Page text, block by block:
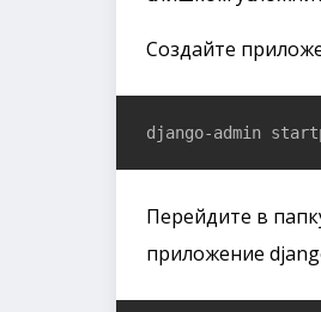
Создайте
django-admin
Перейдите в
приложение